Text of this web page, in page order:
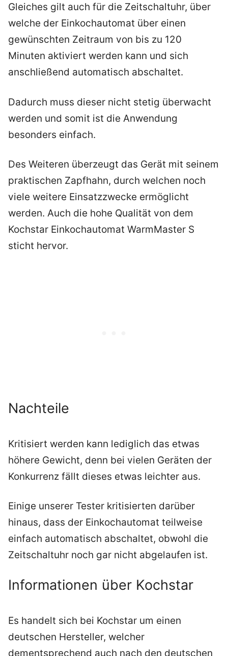
Gleiches gilt auch für die Zeitschaltuhr, über
welche der Einkochautomat über einen
gewünschten Zeitraum von bis zu 120
Minuten aktiviert werden kann und sich
anschließend automatisch abschaltet.
Dadurch muss dieser nicht stetig überwacht
werden und somit ist die Anwendung
besonders einfach.
Des Weiteren überzeugt das Gerät mit seinem
praktischen Zapfhahn, durch welchen noch
viele weitere Einsatzzwecke ermöglicht
werden. Auch die hohe Qualität von dem
Kochstar Einkochautomat WarmMaster S
sticht hervor.
Nachteile
Kritisiert werden kann lediglich das etwas
höhere Gewicht, denn bei vielen Geräten der
Konkurrenz fällt dieses etwas leichter aus.
Einige unserer Tester kritisierten darüber
hinaus, dass der Einkochautomat teilweise
einfach automatisch abschaltet, obwohl die
Zeitschaltuhr noch gar nicht abgelaufen ist.
Informationen über Kochstar
Es handelt sich bei Kochstar um einen
deutschen Hersteller, welcher
dementsprechend auch nach den deutschen